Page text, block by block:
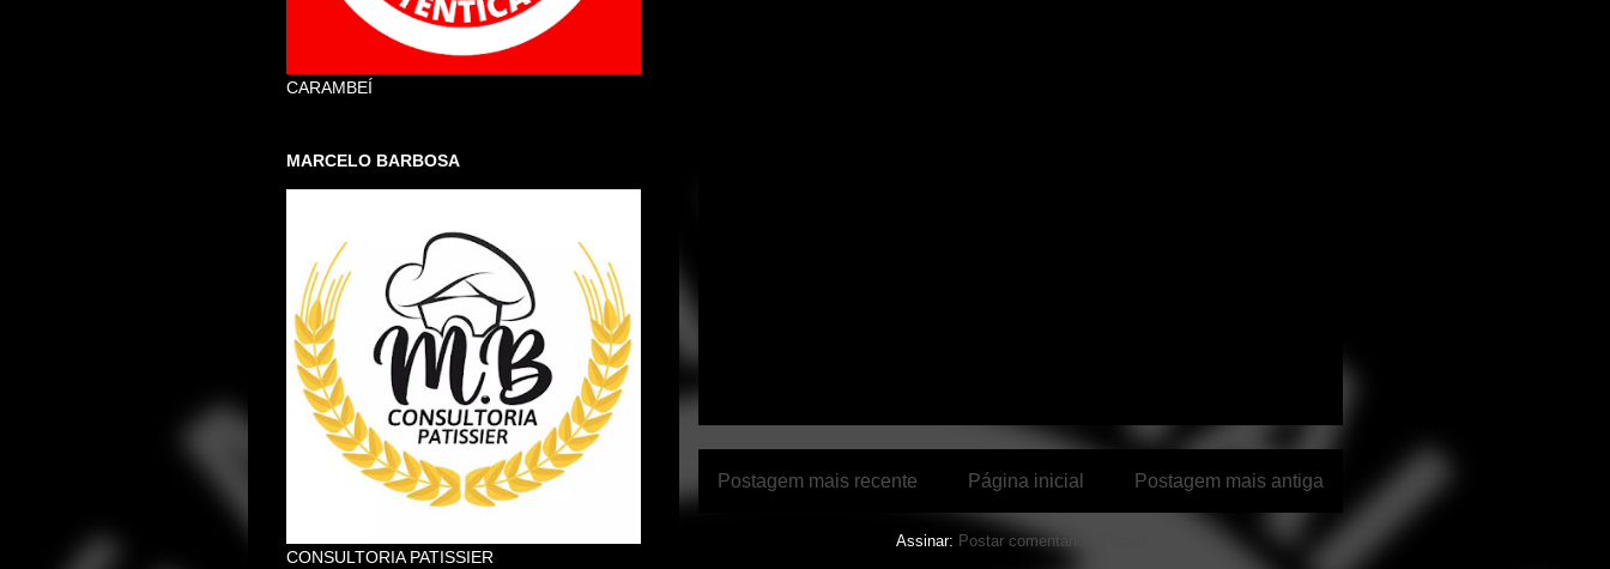
Postagem mais recente Postagem mais antiga
Página inicial
Assinar: Postar comentários (Atom)
CARAMBEÍ
MARCELO BARBOSA
CONSULTORIA PATISSIER